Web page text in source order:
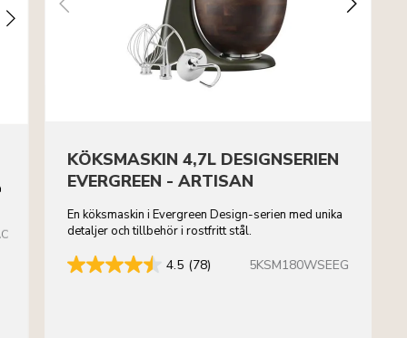
KÖKSMASKIN 4,7L DESIGNSERIEN
EVERGREEN - ARTISAN
En köksmaskin i Evergreen Design-serien med unika
detaljer och tillbehör i rostfritt stål.
4.5 (78) 5KSM180WSEEG